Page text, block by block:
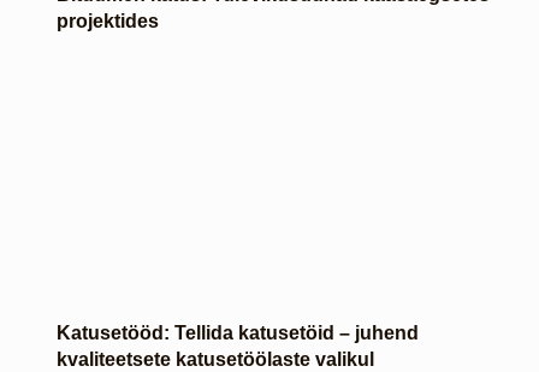
projektides
Katusetööd: Tellida katusetöid – juhend
kvaliteetsete katusetöölaste valikul